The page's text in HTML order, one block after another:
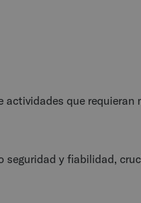
que requieran
y fiabilidad,